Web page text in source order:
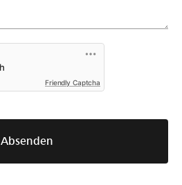
Friendly Captcha
Absenden